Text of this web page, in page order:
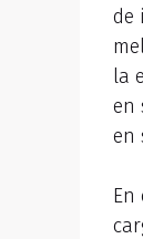
de
la
en
en
En